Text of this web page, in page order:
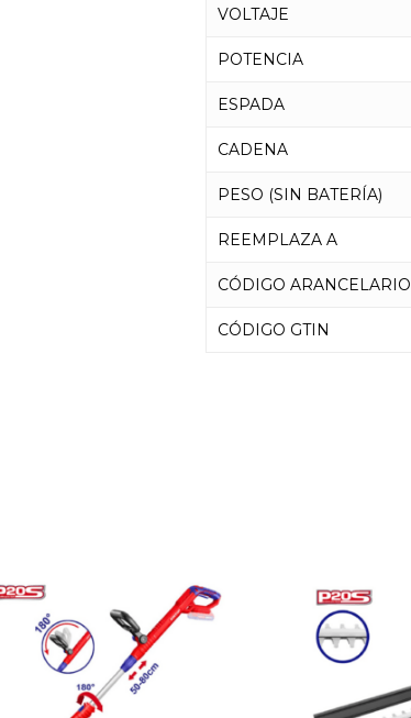
VOLTAJE
POTENCIA
ESPADA
CADENA
PESO (SIN BATERÍA)
REEMPLAZA A
CÓDIGO ARANCELARIO
CÓDIGO GTIN